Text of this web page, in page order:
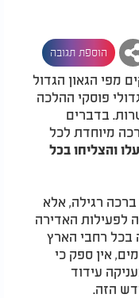
הוספת תגובה
מפי הגאון הגדול
פוסקי ההלכה
בדברים
מיוחדת לכל
והצליחו בכל
רגילה, אלא
לפעילות האדירה
ותורה בכל רחבי הארץ
אין ספק כי
עידוד
הזה.